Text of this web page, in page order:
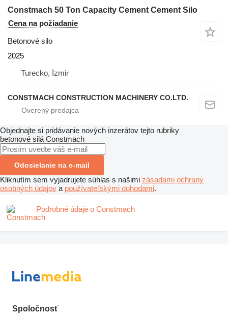
Constmach 50 Ton Capacity Cement Cement Silo
Cena na požiadanie
Betonové silo
2025
Turecko, İzmir
CONSTMACH CONSTRUCTION MACHINERY CO.LTD.
Objednajte si pridávanie nových inzerátov tejto rubriky
betonové silá Constmach
Odosielanie na e-mail
Kliknutím sem vyjadrujete súhlas s našimi zásadami ochrany
osobných údajov a používateľskými dohodami.
Podrobné údaje o Constmach
Spoločnosť